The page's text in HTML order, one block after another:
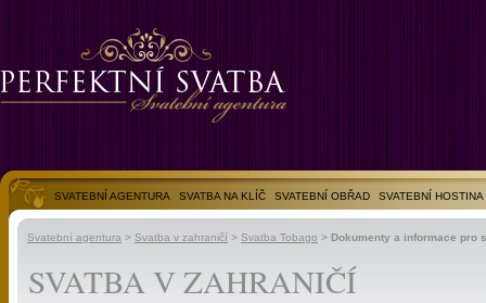
SVATEBNÍ AGENTURA SVATBA NA KLÍČ SVATEBNÍ OBŘAD
SVATEBNÍ HOSTINA
SVATEBNÍ FOTOGALERIE
Svatební agentura > Svatba v zahraničí > Svatba Tobago > Dokumenty a informace pro
SVATBA V ZAHRANIČÍ